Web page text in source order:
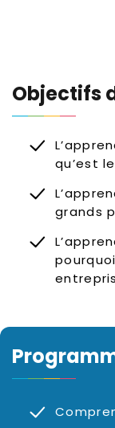
Objectifs
qu’est le
grands